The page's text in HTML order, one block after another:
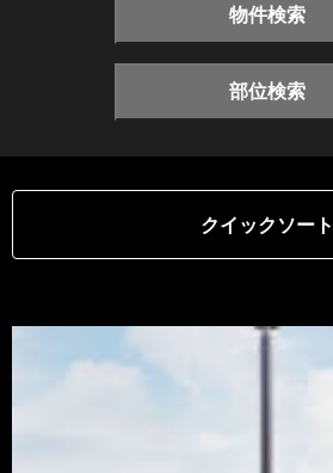
物件検索
部位検索
クイックソート